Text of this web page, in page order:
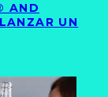
AND
UN